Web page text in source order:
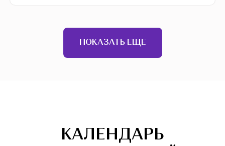
ПОКАЗАТЬ ЕЩЕ
КАЛЕНДАРЬ